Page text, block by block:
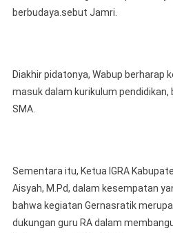
berbudaya.sebut Jamri.
Diakhir pidatonya, Wabup berharap
masuk dalam kurikulum pendidikan,
SMA.
Sementara itu, Ketua IGRA
Aisyah, M.Pd, dalam kesempatan
bahwa kegiatan Gernasratik
dukungan guru RA dalam